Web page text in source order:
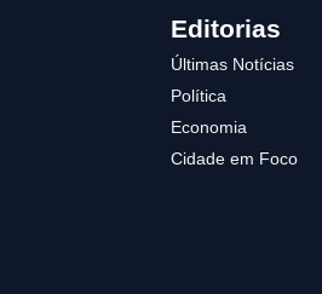
Editorias
Últimas Notícias
Política
Economia
Cidade em Foco